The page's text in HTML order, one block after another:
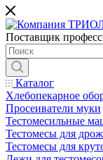
Поставщик
Каталог
Хлебопекарное
Просеиватели муки
Тестомесильные
Тестомесы для
Тестомесы для